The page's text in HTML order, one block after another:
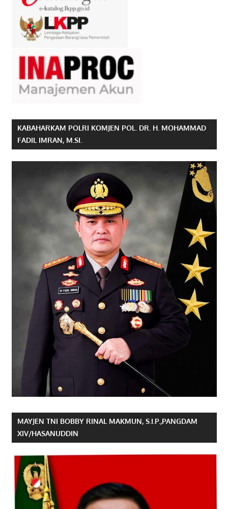
KABAHARKAM POLRI KOMJEN POL. DR. H. MOHAMMAD
FADIL IMRAN, M.SI.
MAYJEN TNI BOBBY RINAL MAKMUN, S.I.P.,PANGDAM
XIV/HASANUDDIN